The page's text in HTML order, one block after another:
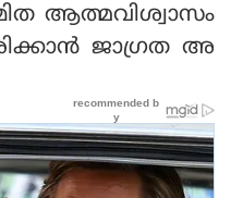
ആത്മവിശ്വാസം
ജാഗ്രത അ